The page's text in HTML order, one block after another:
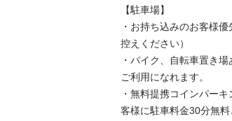
【駐⾞場】
・お持ち込みのお客様
控えください）
・バイク、自転車置き
ご利用になれます。
・無料提携コインパー
客様に駐車料金30分無